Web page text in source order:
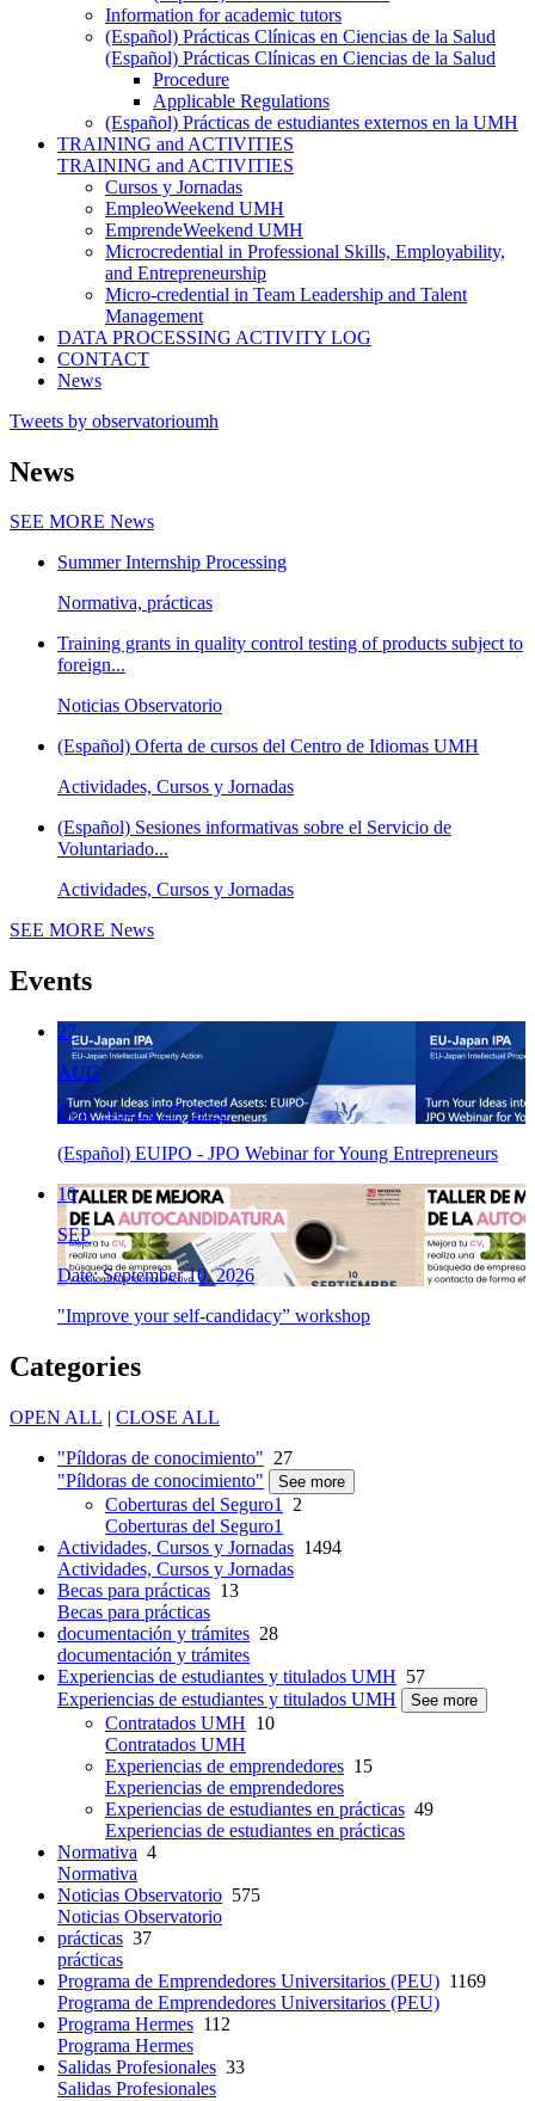
Information for academic tutors
(Español) Prácticas Clínicas en Ciencias de la Salud
(Español) Prácticas Clínicas en Ciencias de la Salud
Procedure
Applicable Regulations
(Español) Prácticas de estudiantes externos en la UMH
TRAINING and ACTIVITIES
TRAINING and ACTIVITIES
Cursos y Jornadas
EmpleoWeekend UMH
EmprendeWeekend UMH
Microcredential in Professional Skills, Employability,
and Entrepreneurship
Micro-credential in Team Leadership and Talent
Management
DATA PROCESSING ACTIVITY LOG
CONTACT
News
Tweets by observatorioumh
News
SEE MORE News
Summer Internship Processing
Normativa, prácticas
Training grants in quality control testing of products subject to
foreign...
Noticias Observatorio
(Español) Oferta de cursos del Centro de Idiomas UMH
Actividades, Cursos y Jornadas
(Español) Sesiones informativas sobre el Servicio de
Voluntariado...
Actividades, Cursos y Jornadas
SEE MORE News
Events
27
AUG
Date: August 27, 2026
(Español) EUIPO - JPO Webinar for Young Entrepreneurs
10
SEP
Date: September 10, 2026
"Improve your self-candidacy” workshop
Categories
OPEN ALL | CLOSE ALL
"Píldoras de conocimiento" 27
"Píldoras de conocimiento"
See more
Coberturas del Seguro1
2
Coberturas del Seguro1
Actividades, Cursos y Jornadas 1494
Actividades, Cursos y Jornadas
Becas para prácticas 13
Becas para prácticas
documentación y trámites 28
documentación y trámites
Experiencias de estudiantes y titulados UMH 57
Experiencias de estudiantes y titulados UMH
See more
Contratados UMH 10
Contratados UMH
Experiencias de emprendedores 15
Experiencias de emprendedores
Experiencias de estudiantes en prácticas 49
Experiencias de estudiantes en prácticas
Normativa 4
Normativa
Noticias Observatorio 575
Noticias Observatorio
prácticas 37
prácticas
Programa de Emprendedores Universitarios (PEU) 1169
Programa de Emprendedores Universitarios (PEU)
Programa Hermes 112
Programa Hermes
Salidas Profesionales 33
Salidas Profesionales